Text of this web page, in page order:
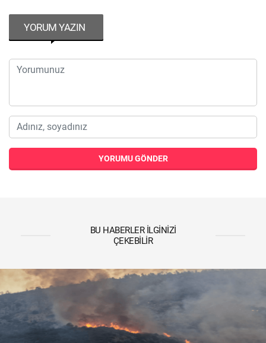
YORUM YAZIN
YORUMU GÖNDER
BU HABERLER İLGINIZI
ÇEKEBILIR